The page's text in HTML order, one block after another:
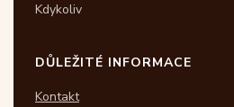
Kdykoliv
DŮLEŽITÉ INFORMACE
Kontakt